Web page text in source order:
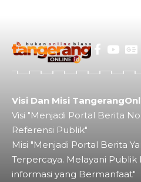
Visi Dan Misi
Visi "Menjadi Portal Berita
Referensi Publik"
Misi "Menjadi Portal Berita
Terpercaya. Melayani
informasi yang Bermanfaat"